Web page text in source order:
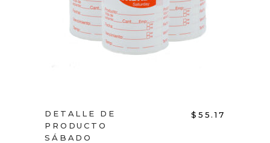
ADD TO CART
DETALLE DE
PRODUCTO
SÁBADO
$ 55.17